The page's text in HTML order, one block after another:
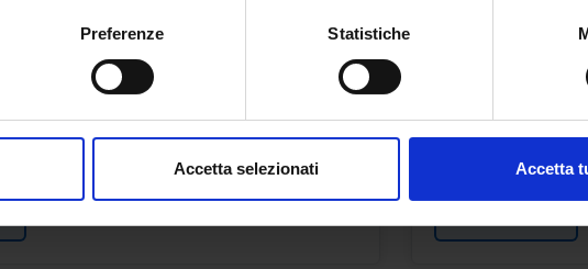
sulla tua posizione geografica, con un'approssimazione di qualche metro,
in qualsiasi momento dalla Dichiarazione sui cookie.
e social media, i quali potrebbero combinarle con altre informazioni che
Preferenze Statistiche
Accetta selezionati Accetta
SANITARIE
2 SEMESTRE
Docenti
Nicola Martinelli